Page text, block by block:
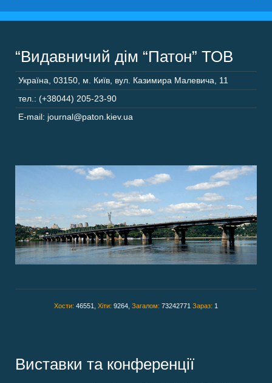
“Видавничий дім “Патон” ТОВ
Україна 03150 м. Київ, вул. Казимира Малевича, 11
тел.: (+38044) 205-23-90
E-mail: journal@paton.kiev.ua
Хости: 46551, Хіти: 9264, Загалом: 73242771 Зараз: 1
Виставки та конференції